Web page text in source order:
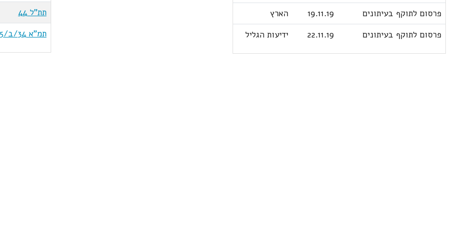
פרסום לתוקף בעיתונים 19.11.19
הארץ
פרסום לתוקף בעיתונים
22.11.19 ידיעות הגליל
תת"ל 44
תמ"א 34/ב/5